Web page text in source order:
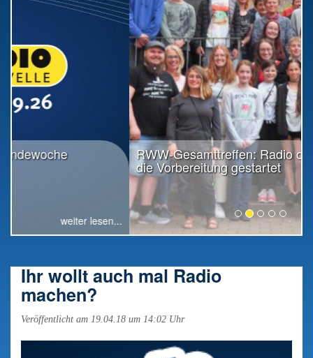
RWW-Gesamttreffen: Radio offiziell in
die Vorbereitung gestartet
weiter lesen...
Ihr wollt auch mal Radio
machen?
Veröffentlicht am 19.04.18 um 14:02 Uhr